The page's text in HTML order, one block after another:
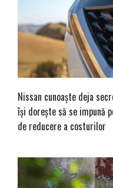
Nissan cunoaște deja
își dorește să se impună
de reducere a costurilor